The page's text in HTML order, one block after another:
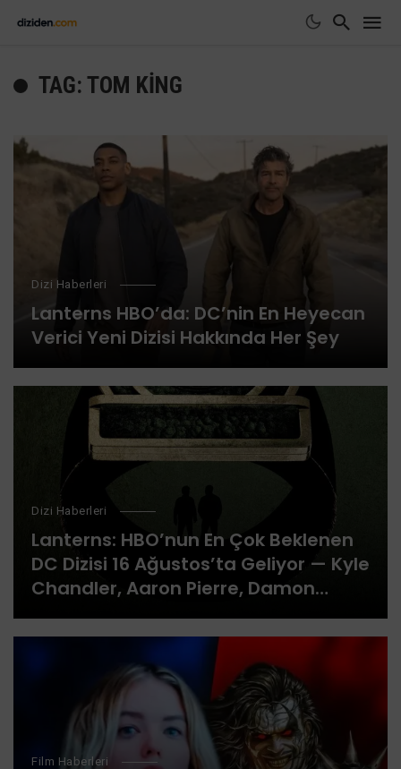
TAG: TOM KING
Dizi Haberleri
Lanterns HBO’da: DC’nin En Heyecan
Verici Yeni Dizisi Hakkında Her Şey
Dizi Haberleri
Lanterns: HBO’nun En Çok Beklenen
DC Dizisi 16 Ağustos’ta Geliyor — Kyle
Chandler, Aaron Pierre, Damon
Lindelof ve Laura Linney
Film Haberleri